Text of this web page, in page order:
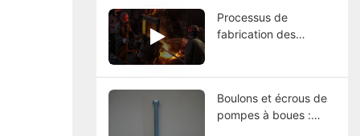
Processus de
fabrication des
finaux
Boulons et écrous de
pompes à boues :